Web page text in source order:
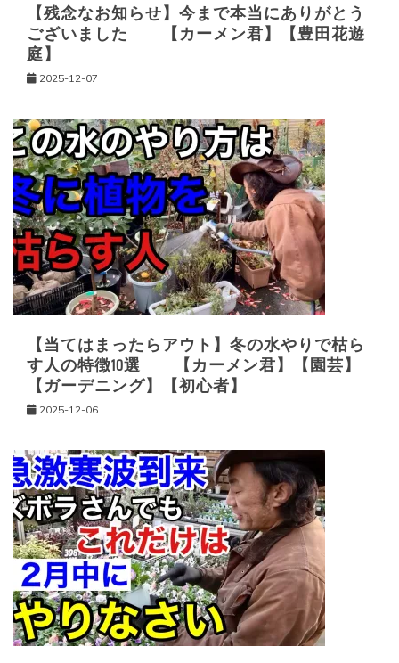
【残念なお知らせ】今まで本当にありがとう
ございました 【カーメン君】【豊田花遊
庭】
2025-12-07
【当てはまったらアウト】冬の水やりで枯ら
す人の特徴10選 【カーメン君】【園芸】
【ガーデニング】【初心者】
2025-12-06